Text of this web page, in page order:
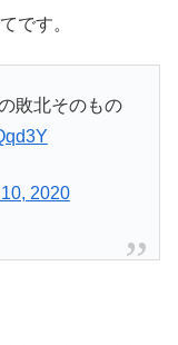
です。
敗北そのもの
2020